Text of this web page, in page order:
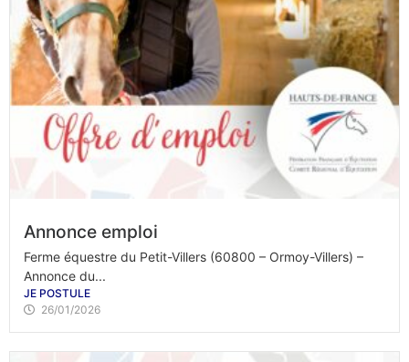
Annonce emploi
Ferme équestre du Petit-Villers (60800 – Ormoy-Villers) –
Annonce du...
JE POSTULE
26/01/2026